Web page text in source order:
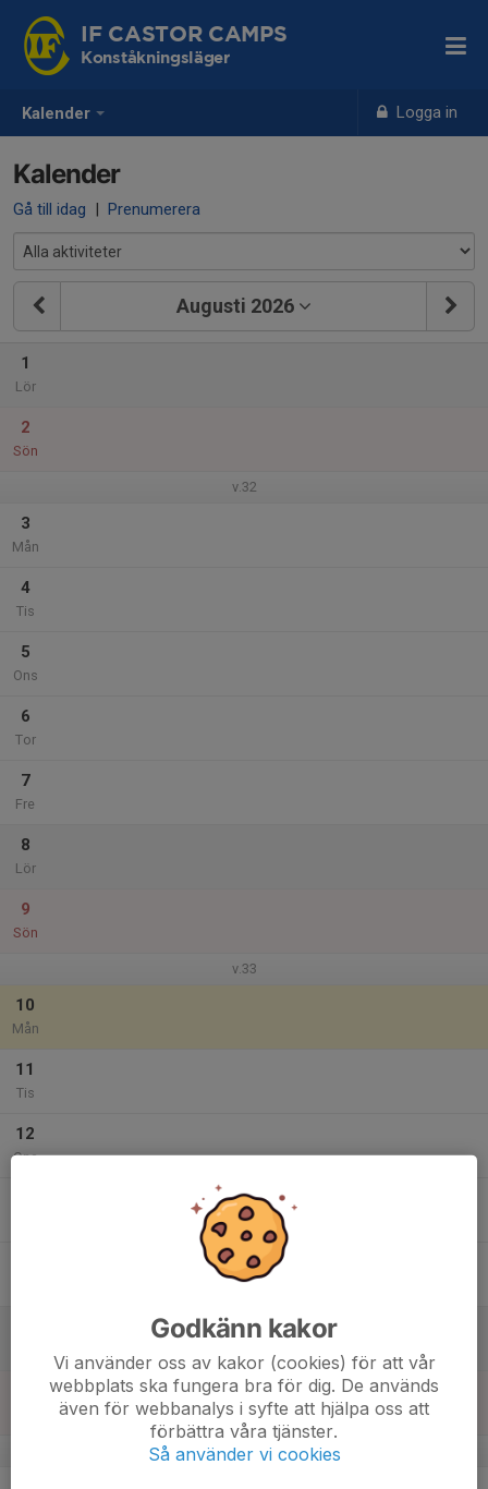
Kalender Logga in
IF CASTOR CAMPS
Konståkningsläger
Kalender
Gå till idag | Prenumerera
Augusti 2026
1
Lör
2
Sön
v.32
3
Mån
4
Tis
5
Ons
6
Tor
7
Fre
8
Lör
9
Sön
v.33
10
Mån
11
Tis
12
Ons
v.34
Godkänn kakor
Vi använder oss av kakor (cookies) för att vår
webbplats ska fungera bra för dig. De används
även för webbanalys i syfte att hjälpa oss att
förbättra våra tjänster.
Så använder vi cookies